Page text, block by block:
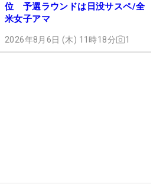
位 予選ラウンドは日没サスペ/全
米女子アマ
2026年8月6日 (木) 11時18分 1